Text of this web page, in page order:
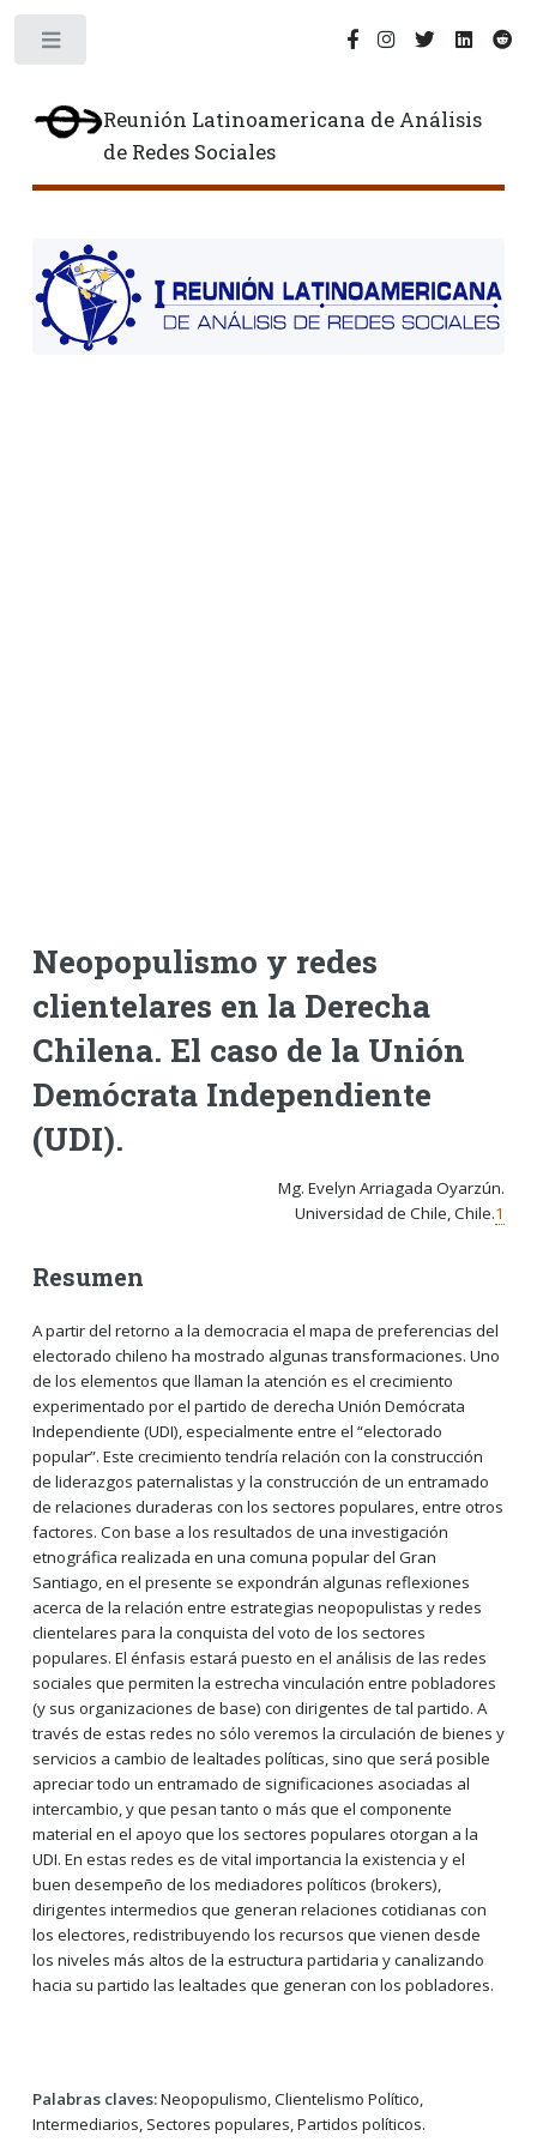
Reunión Latinoamericana de Análisis
de Redes Sociales
Neopopulismo y redes
clientelares en la Derecha
Chilena. El caso de la Unión
Demócrata Independiente
(UDI).
Mg. Evelyn Arriagada Oyarzún.
Universidad de Chile, Chile.1
Resumen
A partir del retorno a la democracia el mapa de preferencias del
electorado chileno ha mostrado algunas transformaciones. Uno
de los elementos que llaman la atención es el crecimiento
experimentado por el partido de derecha Unión Demócrata
Independiente (UDI), especialmente entre el “electorado
popular”. Este crecimiento tendría relación con la construcción
de liderazgos paternalistas y la construcción de un entramado
de relaciones duraderas con los sectores populares, entre otros
factores. Con base a los resultados de una investigación
etnográfica realizada en una comuna popular del Gran
Santiago, en el presente se expondrán algunas reflexiones
acerca de la relación entre estrategias neopopulistas y redes
clientelares para la conquista del voto de los sectores
populares. El énfasis estará puesto en el análisis de las redes
sociales que permiten la estrecha vinculación entre pobladores
(y sus organizaciones de base) con dirigentes de tal partido. A
través de estas redes no sólo veremos la circulación de bienes y
servicios a cambio de lealtades políticas, sino que será posible
apreciar todo un entramado de significaciones asociadas al
intercambio, y que pesan tanto o más que el componente
material en el apoyo que los sectores populares otorgan a la
UDI. En estas redes es de vital importancia la existencia y el
buen desempeño de los mediadores políticos (brokers),
dirigentes intermedios que generan relaciones cotidianas con
los electores, redistribuyendo los recursos que vienen desde
los niveles más altos de la estructura partidaria y canalizando
hacia su partido las lealtades que generan con los pobladores.
Palabras claves:Neopopulismo, Clientelismo Político,
Intermediarios, Sectores populares, Partidos políticos.